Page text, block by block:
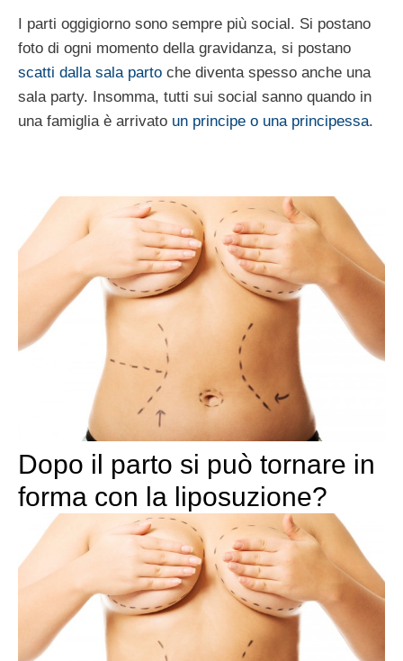
I parti oggigiorno sono sempre più social. Si postano
foto di ogni momento della gravidanza, si postano
scatti dalla sala parto che diventa spesso anche una
sala party. Insomma, tutti sui social sanno quando in
una famiglia è arrivato un principe o una principessa.
Dopo il parto si può tornare in
forma con la liposuzione?